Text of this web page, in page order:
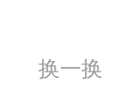
换一换